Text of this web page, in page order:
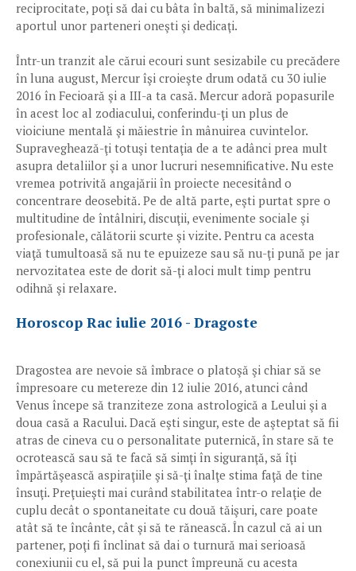
reciprocitate, poţi să dai cu bâta în baltă, să minimalizezi
aportul unor parteneri oneşti şi dedicaţi.
Într-un tranzit ale cărui ecouri sunt sesizabile cu precădere
în luna august, Mercur îşi croieşte drum odată cu 30 iulie
2016 în Fecioară şi a III-a ta casă. Mercur adoră popasurile
în acest loc al zodiacului, conferindu-ţi un plus de
vioiciune mentală şi măiestrie în mânuirea cuvintelor.
Supraveghează-ţi totuşi tentaţia de a te adânci prea mult
asupra detaliilor şi a unor lucruri nesemnificative. Nu este
vremea potrivită angajării în proiecte necesitând o
concentrare deosebită. Pe de altă parte, eşti purtat spre o
multitudine de întâlniri, discuţii, evenimente sociale şi
profesionale, călătorii scurte şi vizite. Pentru ca acesta
viaţă tumultoasă să nu te epuizeze sau să nu-ţi pună pe jar
nervozitatea este de dorit să-ţi aloci mult timp pentru
odihnă şi relaxare.
Horoscop Rac iulie 2016 - Dragoste
Dragostea are nevoie să îmbrace o platoşă şi chiar să se
împresoare cu metereze din 12 iulie 2016, atunci când
Venus începe să tranziteze zona astrologică a Leului şi a
doua casă a Racului. Dacă eşti singur, este de aşteptat să fii
atras de cineva cu o personalitate puternică, în stare să te
ocrotească sau să te facă să simţi în siguranţă, să îţi
împărtăşească aspiraţiile şi să-ţi înalţe stima faţă de tine
însuţi. Preţuieşti mai curând stabilitatea într-o relaţie de
cuplu decât o spontaneitate cu două tăişuri, care poate
atât să te încânte, cât şi să te rănească. În cazul că ai un
partener, poţi fi înclinat să dai o turnură mai serioasă
conexiunii cu el, să pui la punct împreună cu acesta